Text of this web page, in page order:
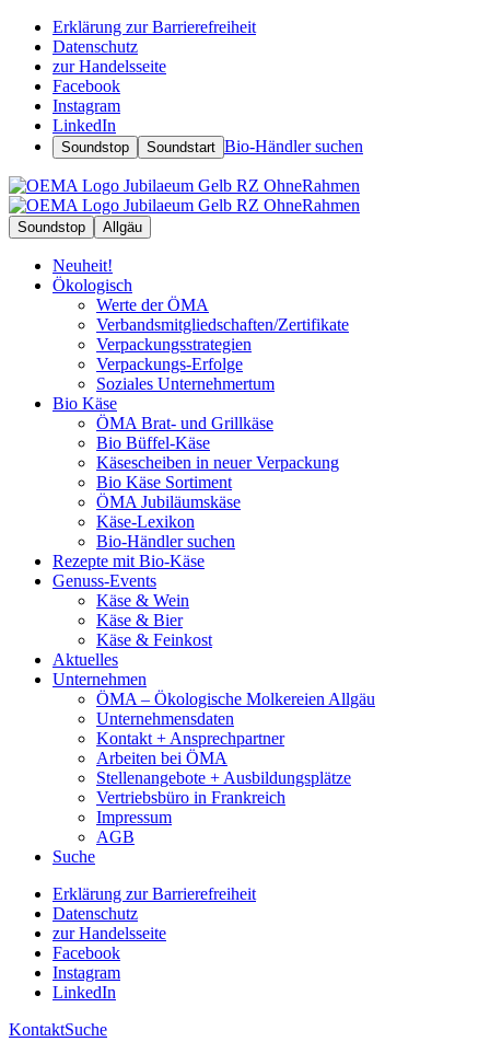
Erklärung zur Barrierefreiheit
Datenschutz
zur Handelsseite
Facebook
Instagram
LinkedIn
Soundstop Soundstart Bio-Händler suchen
Soundstop Allgäu
Neuheit!
Ökologisch
Werte der ÖMA
Verbandsmitgliedschaften/Zertifikate
Verpackungsstrategien
Verpackungs-Erfolge
Soziales Unternehmertum
Bio Käse
ÖMA Brat- und Grillkäse
Bio Büffel-Käse
Käsescheiben in neuer Verpackung
Bio Käse Sortiment
ÖMA Jubiläumskäse
Käse-Lexikon
Bio-Händler suchen
Rezepte mit Bio-Käse
Genuss-Events
Käse & Wein
Käse & Bier
Käse & Feinkost
Aktuelles
Unternehmen
ÖMA – Ökologische Molkereien Allgäu
Unternehmensdaten
Kontakt + Ansprechpartner
Arbeiten bei ÖMA
Stellenangebote + Ausbildungsplätze
Vertriebsbüro in Frankreich
Impressum
AGB
Suche
Erklärung zur Barrierefreiheit
Datenschutz
zur Handelsseite
Facebook
Instagram
LinkedIn
KontaktSuche